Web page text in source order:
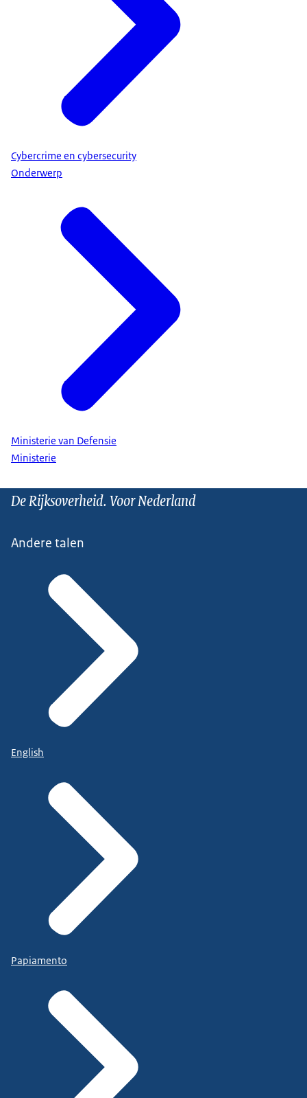
Cybercrime en cybersecurity
Onderwerp
Ministerie van Defensie
Ministerie
De Rijksoverheid. Voor Nederland
Andere talen
English
Papiamento